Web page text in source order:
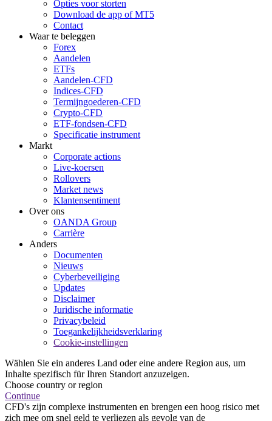
Opties voor storten
Download de app of MT5
Contact
Waar te beleggen
Forex
Aandelen
ETFs
Aandelen-CFD
Indices-CFD
Termijngoederen-CFD
Crypto-CFD
ETF-fondsen-CFD
Specificatie instrument
Markt
Corporate actions
Live-koersen
Rollovers
Market news
Klantensentiment
Over ons
OANDA Group
Carrière
Anders
Documenten
Nieuws
Cyberbeveiliging
Updates
Disclaimer
Juridische informatie
Privacybeleid
Toegankelijkheidsverklaring
Cookie-instellingen
Wählen Sie ein anderes Land oder eine andere Region aus, um
Inhalte spezifisch für Ihren Standort anzuzeigen.
Choose country or region
Continue
CFD's zijn complexe instrumenten en brengen een hoog risico met
zich mee om snel geld te verliezen als gevolg van de